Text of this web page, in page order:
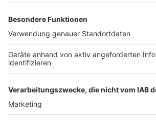
Noch monothematischer ist der
Portals Smartsteuer und des Kölner
Wirtschaftsforschungsinstituts IW.
Einkommen und Familienstand wird hier
errechnet, welche Partei den größten
Anzeige